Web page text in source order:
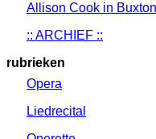
Allison Cook in Buxton
:: ARCHIEF ::
rubrieken
Opera
Liedrecital